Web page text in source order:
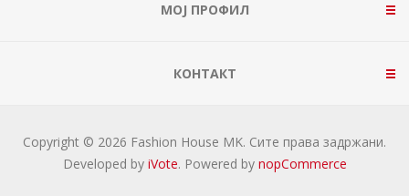
МОЈ ПРОФИЛ
КОНТАКТ
Copyright © 2026 Fashion House MK. Сите права задржани.
Developed by iVote. Powered by nopCommerce